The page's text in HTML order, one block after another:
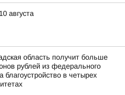
августа
область получит больше
рублей из федерального
благоустройство в четырех